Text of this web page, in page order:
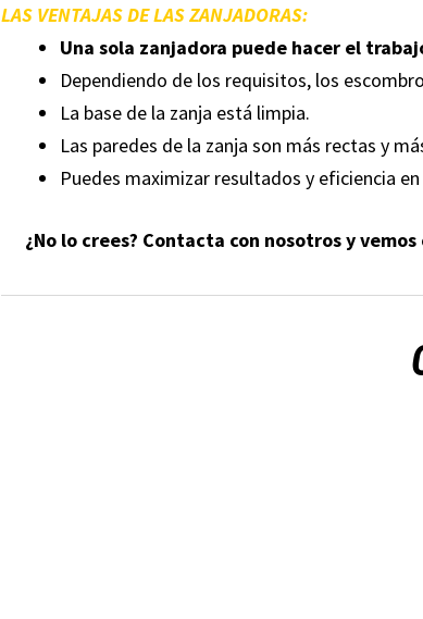
LAS VENTAJAS DE LAS ZANJADORAS:
Una sola zanjadora puede hacer el
Dependiendo de los requisitos, los
La base de la zanja está limpia.
Las paredes de la zanja son más rectas y
Puedes maximizar resultados y eficiencia
¿No lo crees? Contacta con nosotros y